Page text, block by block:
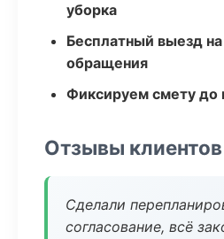
уборка
Бесплатный выезд
обращения
Фиксируем смету до
Отзывы клиентов
Сделали
согласование, всё